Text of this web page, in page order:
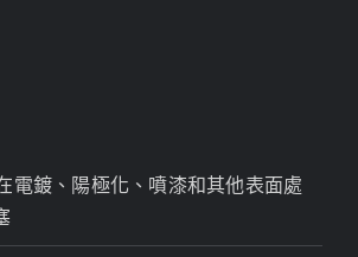
鍍、陽極化、噴漆和其他表面處